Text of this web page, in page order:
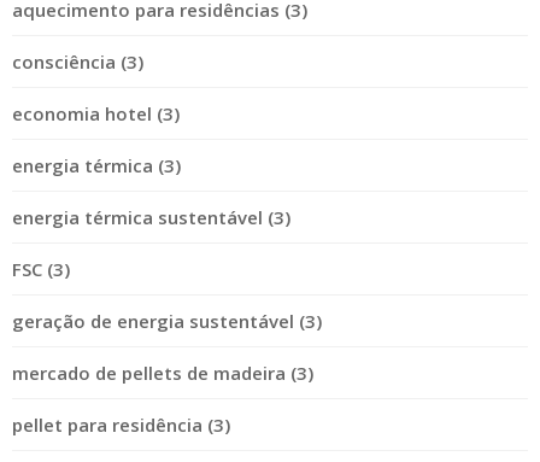
aquecimento para residências (3)
consciência (3)
economia hotel (3)
energia térmica (3)
energia térmica sustentável (3)
FSC (3)
geração de energia sustentável (3)
mercado de pellets de madeira (3)
pellet para residência (3)